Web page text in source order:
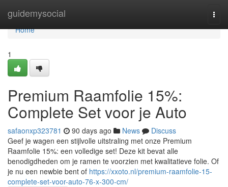
guidemysocial
Home
Home
1
Premium Raamfolie 15%:
Complete Set voor je Auto
safaonxp323781 90 days ago News
Discuss
Geef je wagen een stijlvolle uitstraling met onze Premium
Raamfolie 15%: een volledige set! Deze kit bevat alle
benodigdheden om je ramen te voorzien met kwalitatieve folie. Of
je nu een newbie bent of https://xxoto.nl/premium-raamfolie-15-
complete-set-voor-auto-76-x-300-cm/